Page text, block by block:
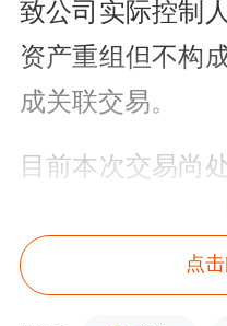
致公司实际控制
资产重组但不构
成关联交易。
目前本次交易尚
定的交易对方为
人童小平、张亚
股东。锐新科技
点